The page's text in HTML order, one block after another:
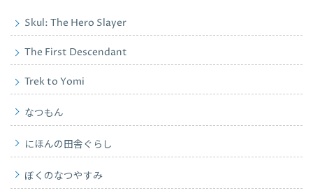
Skul: The Hero Slayer
The First Descendant
Trek to Yomi
なつもん
にほんの田舎ぐらし
ぼくのなつやすみ